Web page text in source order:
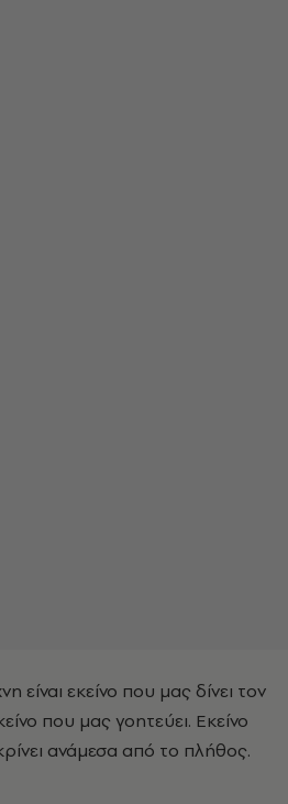
είναι εκείνο που μας δίνει τον
που μας γοητεύει. Εκείνο
ανάμεσα από το πλήθος.